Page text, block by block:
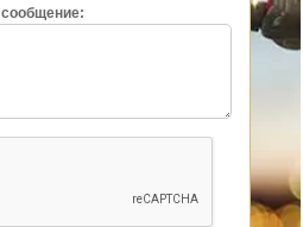
сообщение: